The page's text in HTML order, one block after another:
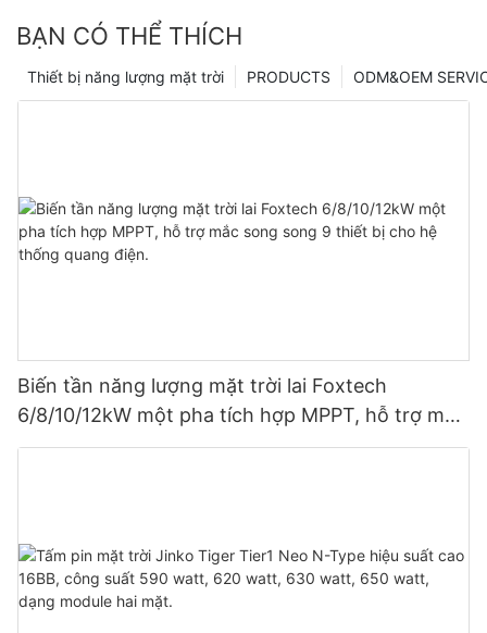
BẠN CÓ THỂ THÍCH
ODM&OEM
PRODUCTS
Thiết bị năng lượng mặt trời
Biến tần năng lượng mặt trời lai Foxtech
6/8/10/12kW một pha tích hợp MPPT, hỗ trợ mắc
song song 9 thiết bị cho hệ thống quang điện.